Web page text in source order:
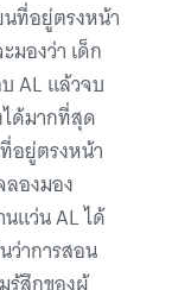
นที่อยู่ตรงหน้า
มองว่า เด็ก
AL แล้วจบ
ด้มากที่สุด
อยู่ตรงหน้า
ลองมอง
แว่น AL ได้
ว่าการสอน